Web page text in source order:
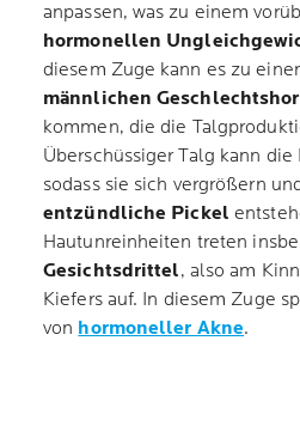
anpassen, was zu einem
hormonellen
diesem Zuge kann es zu
männlichen
kommen, die die
Überschüssiger Talg kann
sodass sie sich vergrößern
entzündliche Pickel
Hautunreinheiten treten
Gesichtsdrittel, also am
Kiefers auf. In diesem Zuge
von hormoneller Akne.